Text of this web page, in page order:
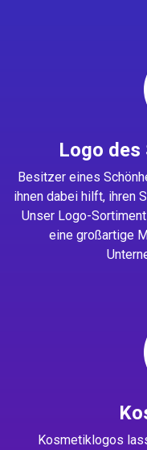
Logo des
Besitzer eines
ihnen dabei hilft, ihren
Unser Logo-
eine großartige
Kosmetiklogos